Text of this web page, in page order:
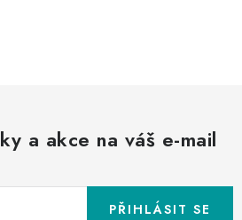
a akce na váš e-mail
PŘIHLÁSIT SE